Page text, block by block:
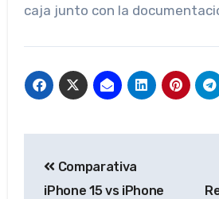
caja junto con la
navigation
Comparativa
iPhone 15 vs iPhone